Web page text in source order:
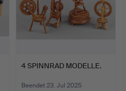
4 SPINNRAD MODELLE.
Beendet 23. Jul 2025